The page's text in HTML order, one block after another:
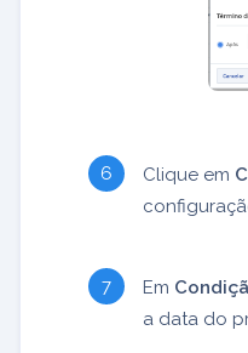
Clique em
Em
a data do